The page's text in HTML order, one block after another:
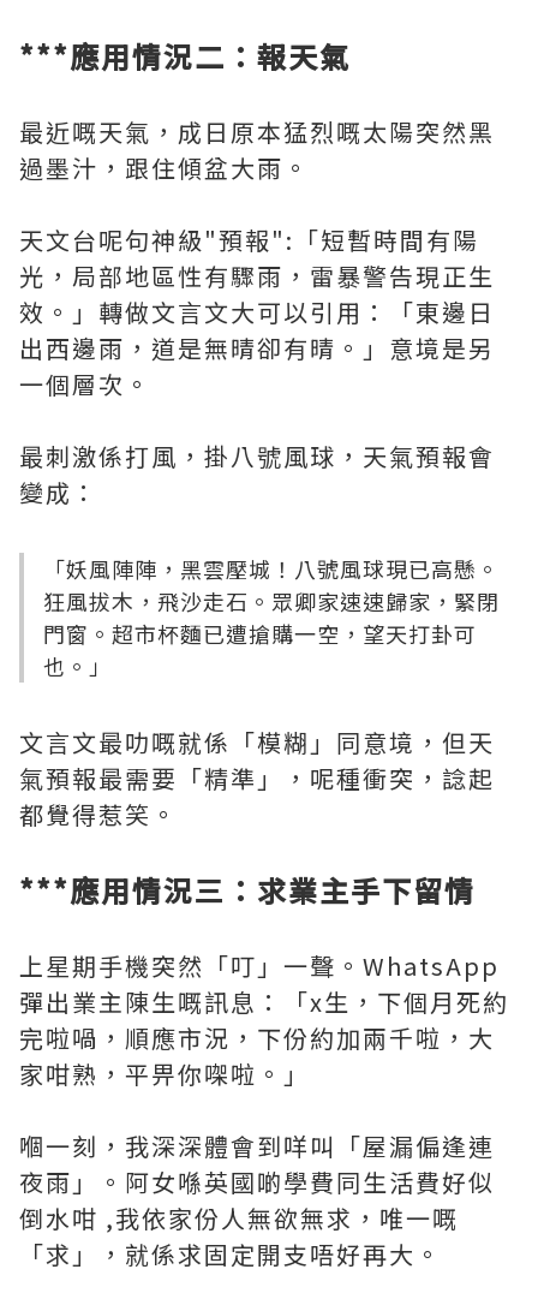
***應用情況二：報天氣
最近嘅天氣，成日原本猛烈嘅太陽突然黑
過墨汁，跟住傾盆大雨。
天文台呢句神級"預報":「短暫時間有陽
光，局部地區性有驟雨，雷暴警告現正生
效。」轉做文言文大可以引用：「東邊日
出西邊雨，道是無晴卻有晴。」意境是另
一個層次。
最刺激係打風，掛八號風球，天氣預報會
變成：
「妖風陣陣，黑雲壓城！八號風球現已高懸。
狂風拔木，飛沙走石。眾卿家速速歸家，緊閉
門窗。超市杯麵已遭搶購一空，望天打卦可
也。」
文言文最叻嘅就係「模糊」同意境，但天
氣預報最需要「精準」，呢種衝突，諗起
都覺得惹笑。
***應用情況三：求業主手下留情
上星期手機突然「叮」一聲。WhatsApp
彈出業主陳生嘅訊息：「x生，下個月死約
完啦喎，順應市況，下份約加兩千啦，大
家咁熟，平畀你㗎啦。」
嗰一刻，我深深體會到咩叫「屋漏偏逢連
夜雨」。阿女喺英國啲學費同生活費好似
倒水咁 ,我依家份人無欲無求，唯一嘅
「求」，就係求固定開支唔好再大。